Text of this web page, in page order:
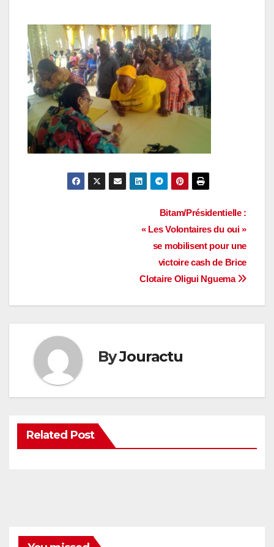
Bitam/Présidentielle :
« Les Volontaires du oui »
se mobilisent pour une
victoire cash de Brice
Clotaire Oligui Nguema
ByJouractu
Related Post